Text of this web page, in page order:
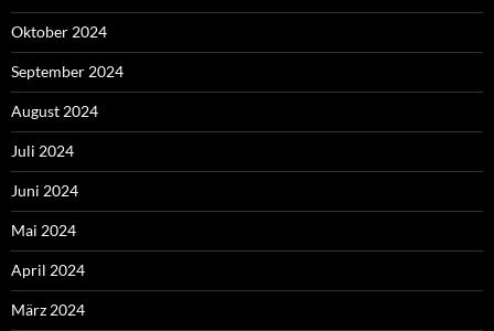
Oktober 2024
September 2024
August 2024
Juli 2024
Juni 2024
Mai 2024
April 2024
März 2024